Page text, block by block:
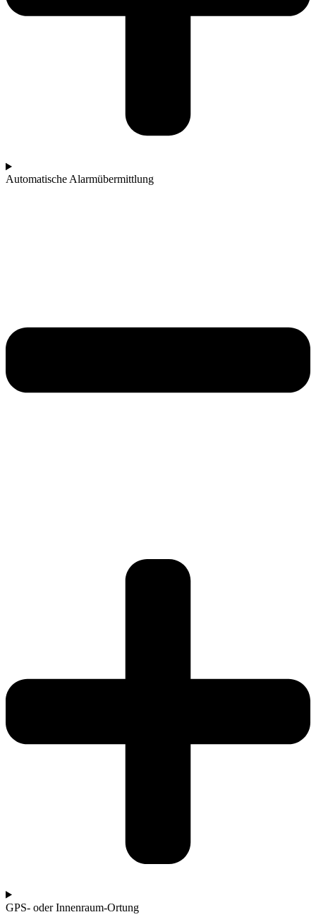
Automatische Alarmübermittlung
GPS- oder Innenraum-Ortung